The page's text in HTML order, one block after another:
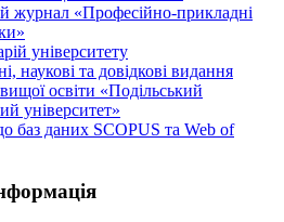
журнал «Професійно-прикладні
університету
наукові та довідкові видання
освіти «Подільський
університет»
баз даних SCOPUS та Web of